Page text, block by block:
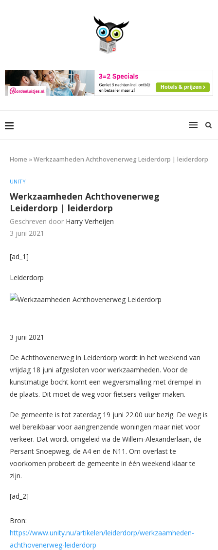
Home »Werkzaamheden Achthovenerweg Leiderdorp | leiderdorp
UNITY
Werkzaamheden Achthovenerweg
Leiderdorp | leiderdorp
Geschreven door Harry Verheijen
3 juni 2021
[ad_1]
Leiderdorp
3 juni 2021
De Achthovenerweg in Leiderdorp wordt in het weekend van
vrijdag 18 juni afgesloten voor werkzaamheden. Voor de
kunstmatige bocht komt een wegversmalling met drempel in
de plaats. Dit moet de weg voor fietsers veiliger maken.
De gemeente is tot zaterdag 19 juni 22.00 uur bezig. De weg is
wel bereikbaar voor aangrenzende woningen maar niet voor
verkeer. Dat wordt omgeleid via de Willem-Alexanderlaan, de
Persant Snoepweg, de A4 en de N11. Om overlast te
voorkomen probeert de gemeente in één weekend klaar te
zijn.
[ad_2]
Bron:
https://www.unity.nu/artikelen/leiderdorp/werkzaamheden-
achthovenerweg-leiderdorp